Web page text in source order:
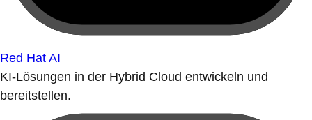
Red Hat AI
KI-Lösungen in der Hybrid Cloud entwickeln und
bereitstellen.